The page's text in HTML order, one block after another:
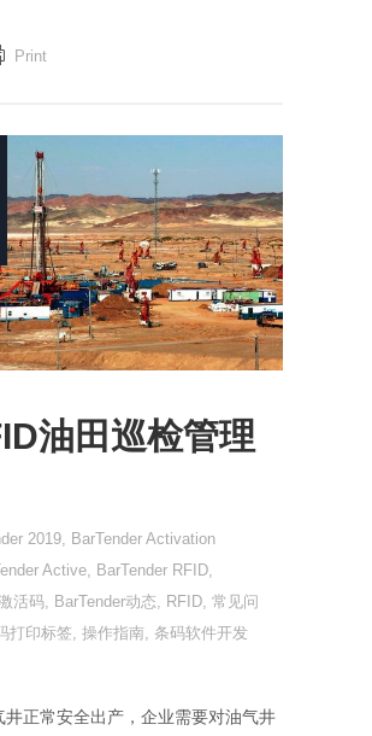
Print
油田巡检管理
2019, BarTender Activation
Active, BarTender RFID,
活码, BarTender动态, RFID, 常见问
打印标签, 操作指南, 条码软件开发
井正常安全出产，企业需要对油气井